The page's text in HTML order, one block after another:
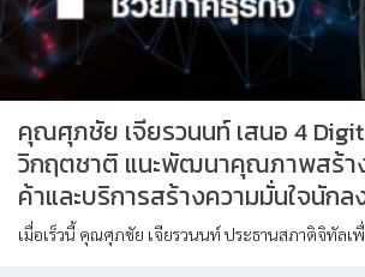
คุณศุภชัย เจียรวนนท์ เสนอ 4
วิกฤตชาติ แนะพัฒนาคุณภาพสร้า
ค้าและบริการสร้างความมั่นใจนักล
เมื่อเร็วนี้ คุณศุภชัย เจียรวนนท์ ประธานสภาดิจิทัลเ